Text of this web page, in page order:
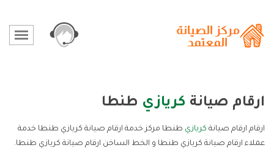
ارقام صيانة كريازي طنطا
ارقام ارقام صيانة كريازي طنطا مركز خدمة ارقام صيانة كريازي طنطا خدمة
عملاء ارقام صيانة كريازي طنطا و الخط الساخن ارقام صيانة كريازي طنطا.